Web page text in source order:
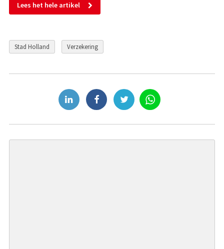
Lees het hele artikel
Stad Holland Verzekering